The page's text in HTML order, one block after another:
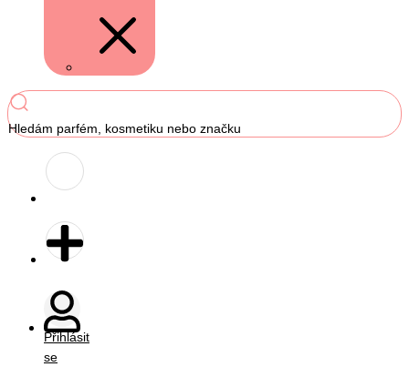
Hledám parfém, kosmetiku nebo značku
Přihlásit
se